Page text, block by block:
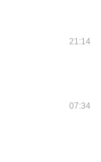
21:14
07:34